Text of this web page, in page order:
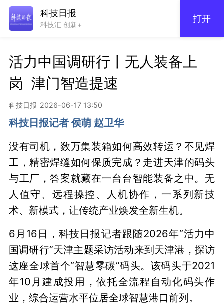
科技日报
科技汇 创新+
打开
活力中国调研行丨无人装备上
岗  津门智造提速
科技日报 2026-06-17 13:50
科技日报记者 侯萌 赵卫华
没有司机，数万集装箱如何高效转运？不见焊
工，精密焊缝如何保质完成？走进天津的码头
与工厂，答案就藏在一台台智能装备之中。无
人值守、远程操控、人机协作，一系列新技
术、新模式，让传统产业焕发全新生机。
6月16日，科技日报记者跟随2026年“活力中
国调研行”天津主题采访活动来到天津港，探访
这座全球首个“智慧零碳”码头。该码头于2021
年10月建成投用，依托全流程自动化码头作
业，综合运营水平位居全球智慧港口前列。